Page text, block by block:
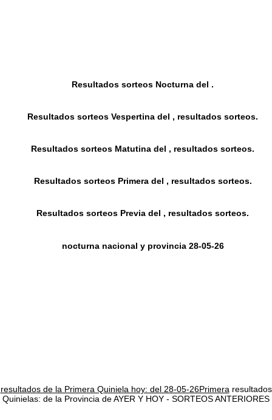
Resultados sorteos Nocturna del .
Resultados sorteos Vespertina del , resultados sorteos.
Resultados sorteos Matutina del , resultados sorteos.
Resultados sorteos Primera del , resultados sorteos.
Resultados sorteos Previa del , resultados sorteos.
nocturna nacional y provincia 28-05-26
resultados de la Primera Quiniela hoy: del 28-05-26Primera resultados
Quinielas: de la Provincia de AYER Y HOY - SORTEOS ANTERIORES